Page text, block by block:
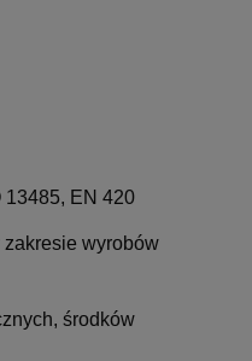
13485, EN 420
wyrobów
środków